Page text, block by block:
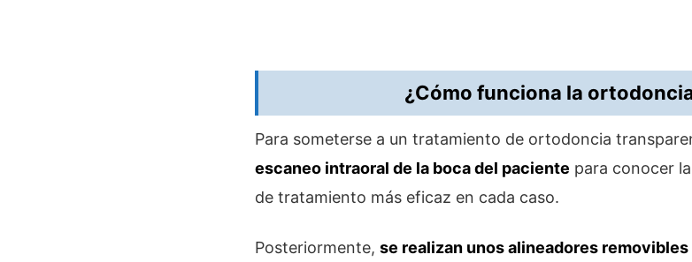
¿Cómo funciona la
Para someterse a un tratamiento de ortodoncia
escaneo intraoral de la boca del paciente para conocer
de tratamiento más eficaz en cada caso.
Posteriormente, se realizan unos alineadores